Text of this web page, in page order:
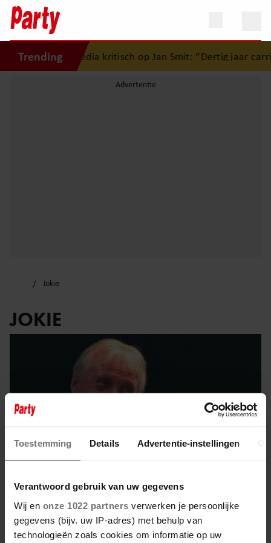
Toestemming Details Advertentie-instellingen
Verantwoord gebruik van uw gegevens
Wij en onze 1022 partners verwerken je persoonlijke
gegevens (bijv. uw IP-adres) met behulp van
technologieën zoals cookies om informatie op uw
Trending
agenda”• Media kritisch op Jan Smit: “Dertig jaar
Jokie
JOKIE
1 juni 2025